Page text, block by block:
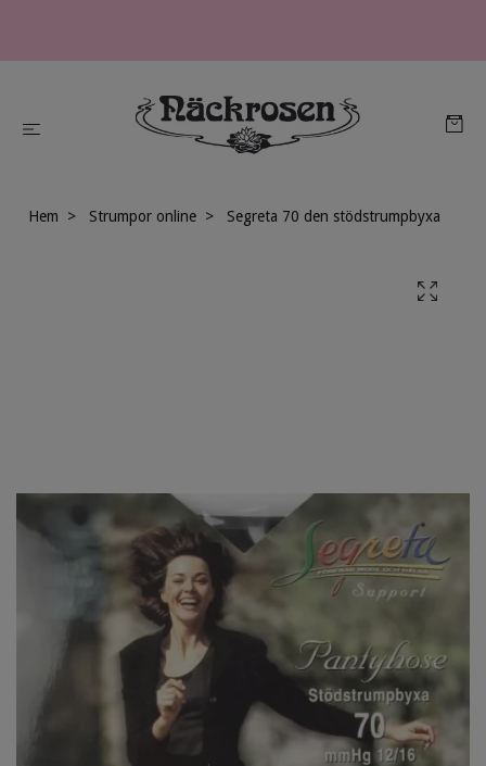
Hem Strumpor online Segreta 70 den stödstrumpbyxa